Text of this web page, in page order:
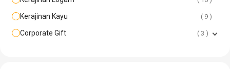
Kerajinan Kayu 9
Corporate Gift 3